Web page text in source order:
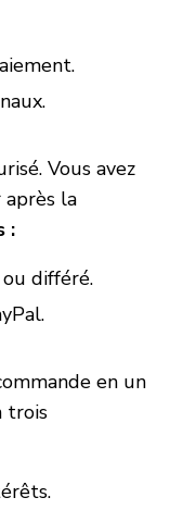
Vous avez
la
:
différé.
en un
trois